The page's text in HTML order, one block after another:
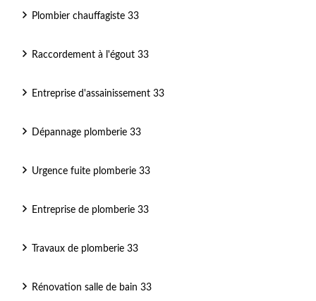
Plombier chauffagiste 33
Raccordement à l'égout 33
Entreprise d'assainissement 33
Dépannage plomberie 33
Urgence fuite plomberie 33
Entreprise de plomberie 33
Travaux de plomberie 33
Rénovation salle de bain 33